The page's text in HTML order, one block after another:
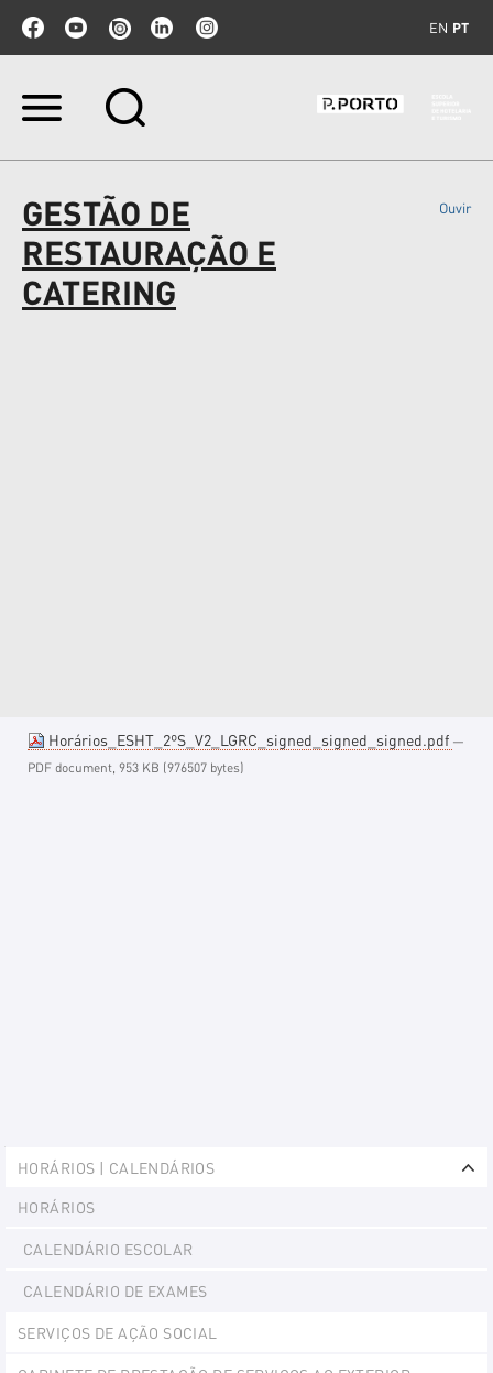
EN PT
Ir
Ir
para
a
navegação
GESTÃO DE
RESTAURAÇÃO E
CATERING
Ouvir
Horários_ESHT_2ºS_V2_LGRC_signed_signed_signed.pdf —
PDF document, 953 KB (976507 bytes)
Portlet
HORÁRIOS | CALENDÁRIOS
HORÁRIOS
CALENDÁRIO ESCOLAR
CALENDÁRIO DE EXAMES
SERVIÇOS DE AÇÃO SOCIAL